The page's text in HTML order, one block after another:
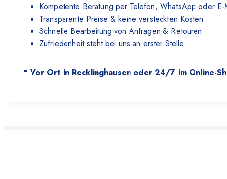
Kompetente Beratung per Telefon, WhatsApp oder E-
Transparente Preise & keine versteckten Kosten
Schnelle Bearbeitung von Anfragen & Retouren
Zufriedenheit steht bei uns an erster Stelle
📍Vor Ort in Recklinghausen oder 24/7 im Online-